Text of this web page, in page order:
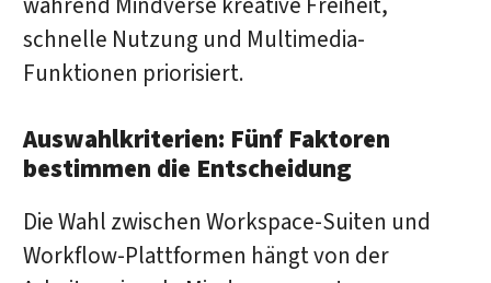
schnelle Nutzung und Multimedia-
Funktionen priorisiert.
Auswahlkriterien: Fünf Faktoren
bestimmen die Entscheidung
Die Wahl zwischen Workspace-Suiten und
Workflow-Plattformen hängt von der